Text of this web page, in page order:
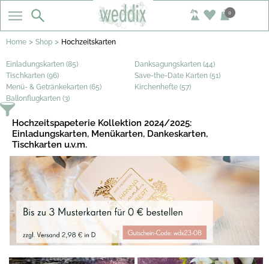
0
Home > Shop > Hochzeitskarten
Einladungskarten (85)
Danksagungskarten (44)
Tischkarten (96)
Save-the-Date Karten (51)
Menü- & Getränkekarten (65)
Kirchenhefte (57)
Ballonflugkarten (3)
Hochzeitspapeterie Kollektion 2024/2025:
Einladungskarten, Menükarten, Dankeskarten,
Tischkarten u.v.m.